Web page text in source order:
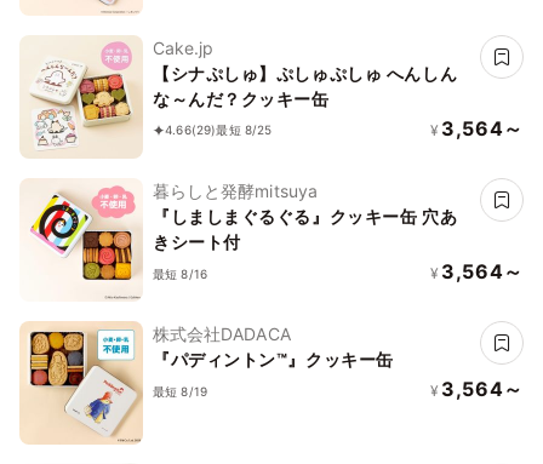
Cake.jp
【シナぷしゅ】ぷしゅぷしゅ へんしん
な～んだ？クッキー缶
4.66(29)最短 8/25 ¥ 3,564～
暮らしと発酵mitsuya
『しましまぐるぐる』クッキー缶 穴あ
きシート付
最短 8/16 ¥ 3,564～
株式会社DADACA
『パディントン™』クッキー缶
最短 8/19 ¥ 3,564～